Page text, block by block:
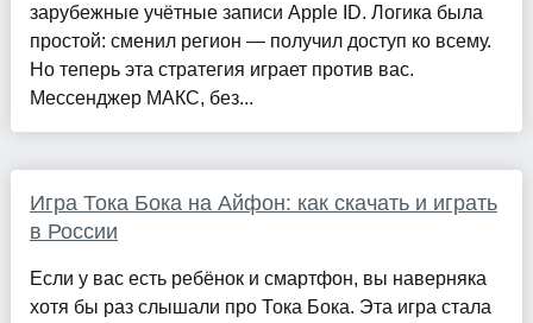
зарубежные учётные записи Apple ID. Логика была
простой: сменил регион — получил доступ ко всему.
Но теперь эта стратегия играет против вас.
Мессенджер МАКС, без...
Игра Тока Бока на Айфон: как скачать и играть
в России
Если у вас есть ребёнок и смартфон, вы наверняка
хотя бы раз слышали про Тока Бока. Эта игра стала